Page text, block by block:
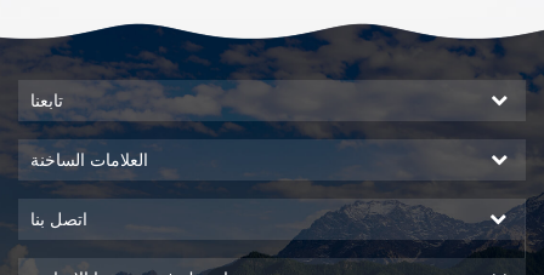
الرئيسية: مياه شرب نقية؛ مياه
للتدفئة والتبريد؛ لا حاجة للتركيب؛
لا ينتج عنها نفايات10
تابعنا
العلامات الساخنة
اتصل بنا